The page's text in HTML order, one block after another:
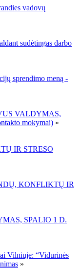
vadovų
sudėtingas darbo
sprendimo meną -
VALDYMAS,
mokymai) »
IR STRESO
KONFLIKTŲ IR
SPALIO 1 D.
Vilniuje: “Vidurinės
»